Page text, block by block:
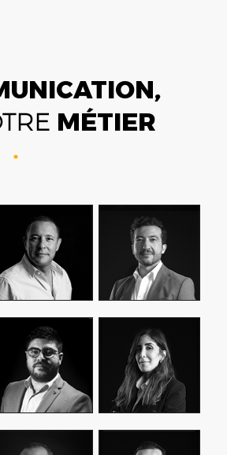
MÉTIER
ALEX AXIOTIS
CEO & FOUNDER
AMIN FARES
GENERAL
MANAGER
MALIK IRAQI
YASMINE MYRIAM